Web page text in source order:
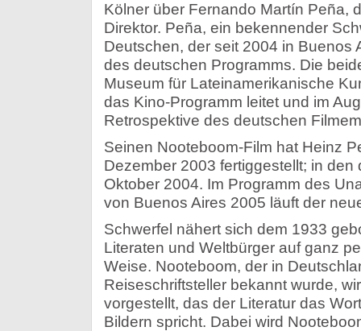
Kölner über Fernando Martín Peña,
Direktor. Peña, ein bekennender
Deutschen, der seit 2004 in Buenos
des deutschen Programms. Die
Museum für Lateinamerikanische
das Kino-Programm leitet und im
Retrospektive des deutschen
Seinen Nooteboom-Film hat Heinz
Dezember 2003 fertiggestellt; in
Oktober 2004. Im Programm des
von Buenos Aires 2005 läuft der
Schwerfel nähert sich dem 1933
Literaten und Weltbürger auf ganz
Weise. Nooteboom, der in
Reiseschriftsteller bekannt wurde,
vorgestellt, das der Literatur das
Bildern spricht. Dabei wird